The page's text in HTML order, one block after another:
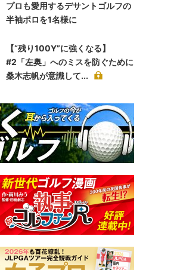
プロも愛用するデサントゴルフの
半袖ポロを1名様に
【“残り100Y”に強くなる】
#2「左奥」へのミスを防ぐために
桑木志帆が意識して...